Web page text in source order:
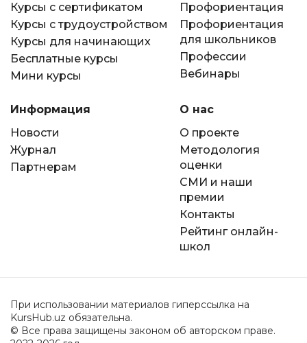
Курсы с сертификатом
Курсы с трудоустройством
Курсы для начинающих
Бесплатные курсы
Мини курсы
Профориентация
Профориентация
для школьников
Профессии
Вебинары
Информация
Новости
Журнал
Партнерам
О нас
О проекте
Методология
оценки
СМИ и наши
премии
Контакты
Рейтинг онлайн-
школ
При использовании материалов гиперссылка на
KursHub.uz обязательна.
© Все права защищены законом об авторском праве.